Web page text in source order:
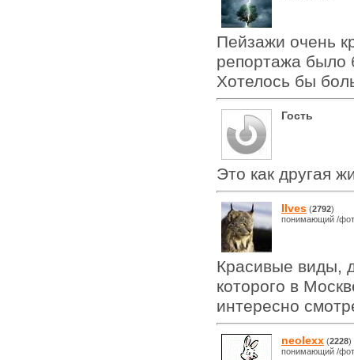
Пейзажи очень
репортажа было
Хотелось бы
Гость
Это как другая
Ilves (2792)
понимающий /
Красивые виды,
которого в
интересно
neolexx (2228)
понимающий /